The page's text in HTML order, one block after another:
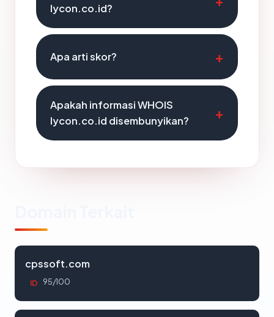
lycon.co.id?
Apa arti skor?
Apakah informasi WHOIS
lycon.co.id disembunyikan?
cpssoft.com
ID 95/100